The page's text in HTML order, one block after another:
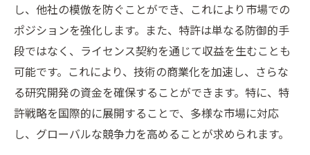
し、他社の模倣を防ぐことができ、これにより市場での
ポジションを強化します。また、特許は単なる防御的手
段ではなく、ライセンス契約を通じて収益を生むことも
可能です。これにより、技術の商業化を加速し、さらな
る研究開発の資金を確保することができます。特に、特
許戦略を国際的に展開することで、多様な市場に対応
し、グローバルな競争力を高めることが求められます。